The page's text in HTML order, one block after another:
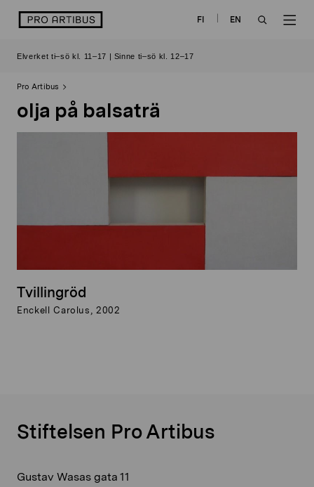
logo FI
EN
Elverket ti–sö kl. 11–17 | Sinne ti–sö kl. 12–17
Pro Artibus
olja på balsaträ
Tvillingröd
Enckell Carolus, 2002
Stiftelsen Pro Artibus
Gustav Wasas gata 11